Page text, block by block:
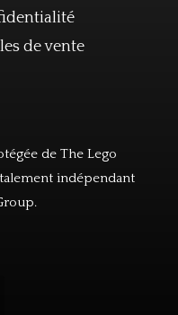
de vente
de The Lego
indépendant